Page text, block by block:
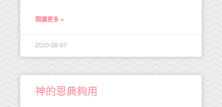
閱讀更多 »
2020-08-07
神的恩典夠用